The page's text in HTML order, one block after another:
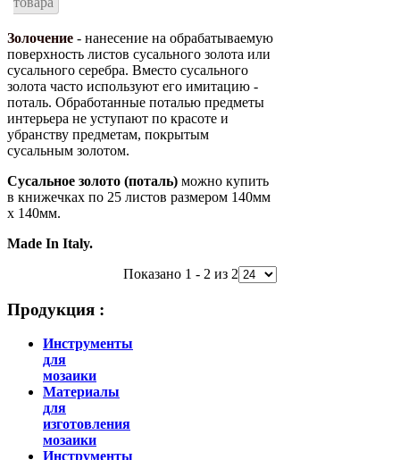
Золочение - нанесение на обрабатываемую
поверхность листов сусального золота или
сусального серебра. Вместо сусального
золота часто используют его имитацию -
поталь. Обработанные поталью предметы
интерьера не уступают по красоте и
убранству предметам, покрытым
сусальным золотом.
Сусальное золото (поталь) можно купить
в книжечках по 25 листов размером 140мм
x 140мм.
Made In Italy.
Показано 1 - 2 из 2
Продукция :
Инструменты
для
мозаики
Материалы
для
изготовления
мозаики
Инструменты